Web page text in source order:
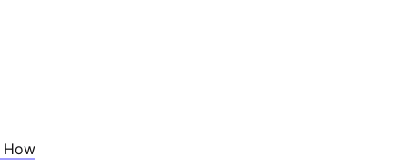
How